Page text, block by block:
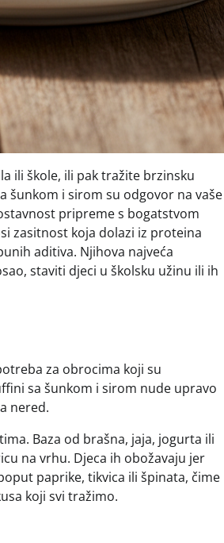
ili škole, ili pak tražite brzinsku
šunkom i sirom su odgovor na vaše
pripreme s bogatstvom
zasitnost koja dolazi iz proteina
aditiva. Njihova najveća
staviti djeci u školsku užinu ili ih
za obrocima koji su
sa šunkom i sirom nude upravo
nered.
Baza od brašna, jaja, jogurta ili
na vrhu. Djeca ih obožavaju jer
paprike, tikvica ili špinata, čime
koji svi tražimo.